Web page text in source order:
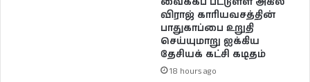
விராஜ் காரியவசத்தின்
பாதுகாப்பை உறுதி
செய்யுமாறு ஐக்கிய
தேசியக் கட்சி கடிதம்
18 hours ago